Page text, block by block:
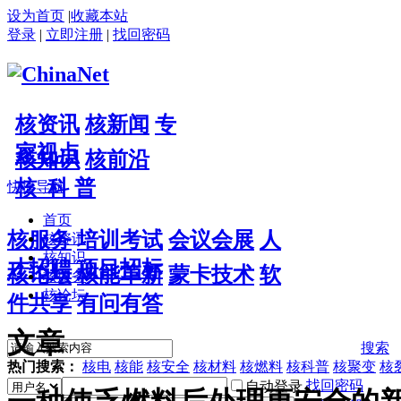
设为首页 |收藏本站
登录 | 立即注册 | 找回密码
核资讯 核新闻 专
家视点
核知识 核前沿
核 科 普
核服务 培训考试 会议会展 人
才招聘 项目招标
核论坛 核能革新 蒙卡技术 软
件共享 有问有答
搜索
热门搜索： 核电 核能 核安全 核材料 核燃料 核科普 核聚变 核
自动登录 找回密码
快捷导航
首页
核资讯
核知识
核服务
核论坛
文章